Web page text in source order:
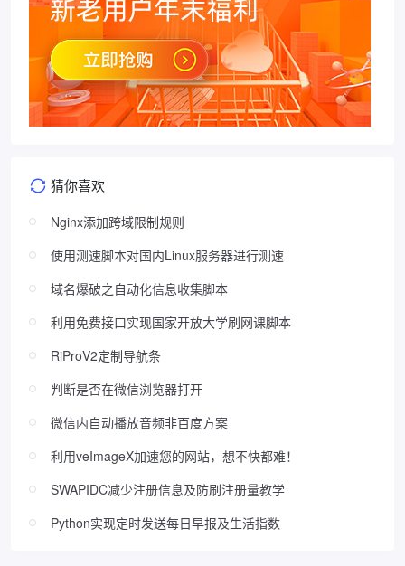
猜你喜欢
Nginx添加跨域限制规则
使用测速脚本对国内Linux服务器进行测速
域名爆破之自动化信息收集脚本
利用免费接口实现国家开放大学刷网课脚本
RiProV2定制导航条
判断是否在微信浏览器打开
微信内自动播放音频非百度方案
利用veImageX加速您的网站，想不快都难！
SWAPIDC减少注册信息及防刷注册量教学
Python实现定时发送每日早报及生活指数